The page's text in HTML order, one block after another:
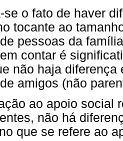
se o fato de haver
tocante ao
pessoas da
contar é
não haja
amigos (não
ao apoio social
não há
que se refere ao